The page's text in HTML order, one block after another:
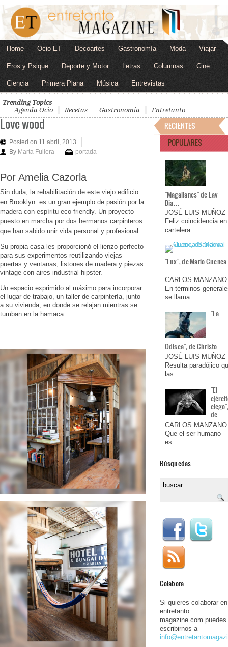
Home Ocio ET Decoartes Gastronomía Moda Viajar
Eros y Psique Deporte y Motor Letras Columnas Cine
Ciencia Primera Plana Música Entrevistas
Trending Topics
Agenda Ocio
Recetas Gastronomía Entretanto
Love wood
Posted on 11 abril, 2013
By Marta Fullera portada
Por Amelia Cazorla
Sin duda, la rehabilitación de este viejo edificio
en Brooklyn es un gran ejemplo de pasión por la
madera con espíritu eco-friendly. Un proyecto
puesto en marcha por dos hermanos carpinteros
que han sabido unir vida personal y profesional.
Su propia casa les proporcionó el lienzo perfecto
para sus experimentos reutilizando viejas
puertas y ventanas, listones de madera y piezas
vintage con aires industrial hipster.
Un espacio exprimido al máximo para incorporar
el lugar de trabajo, un taller de carpintería, junto
a su vivienda, en donde se relajan mientras se
tumban en la hamaca.
RECIENTES
POPULARES
"Magallanes" de Lav
Dia…
JOSÉ LUIS MUÑOZ
Feliz coincidencia en
cartelera…
"Lux", de Mario Cuenca
…
CARLOS MANZANO
En términos
se llama…
"La
Odisea", de Christo…
JOSÉ LUIS MUÑOZ
Resulta paradójico
las…
"El
de…
CARLOS MANZANO
Que el ser humano
es…
Búsquedas
Colabora
Si quieres colaborar en
entretanto
magazine.com puedes
escribirnos a